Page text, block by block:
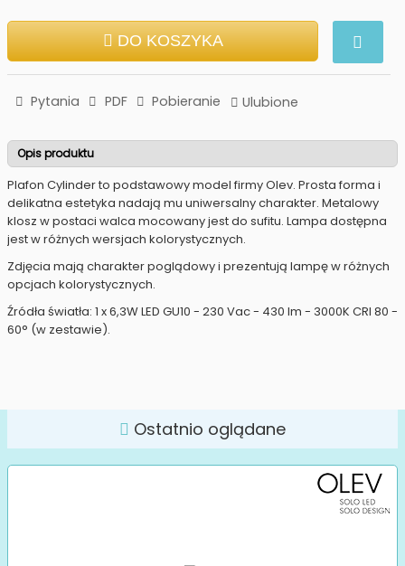
DO KOSZYKA
Pytania PDF Pobieranie Ulubione
Opis produktu
Plafon Cylinder to podstawowy model firmy Olev. Prosta forma i
delikatna estetyka nadają mu uniwersalny charakter. Metalowy
klosz w postaci walca mocowany jest do sufitu. Lampa dostępna
jest w różnych wersjach kolorystycznych.
Zdjęcia mają charakter poglądowy i prezentują lampę w różnych
opcjach kolorystycznych.
Źródła światła: 1 x 6,3W LED GU10 - 230 Vac - 430 lm - 3000K CRI 80 -
60° (w zestawie).
Ostatnio oglądane